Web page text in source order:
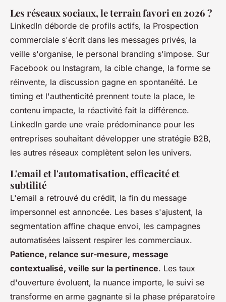
Les réseaux sociaux, le terrain favori en 2026 ?
LinkedIn déborde de profils actifs, la Prospection
commerciale s'écrit dans les messages privés, la
veille s'organise, le personal branding s'impose. Sur
Facebook ou Instagram, la cible change, la forme se
réinvente, la discussion gagne en spontanéité. Le
timing et l'authenticité prennent toute la place, le
contenu impacte, la réactivité fait la différence.
LinkedIn garde une vraie prédominance pour les
entreprises souhaitant développer une stratégie B2B,
les autres réseaux complètent selon les univers.
L'email et l'automatisation, efficacité et
subtilité
L'email a retrouvé du crédit, la fin du message
impersonnel est annoncée. Les bases s'ajustent, la
segmentation affine chaque envoi, les campagnes
automatisées laissent respirer les commerciaux.
Patience, relance sur-mesure, message
contextualisé, veille sur la pertinence. Les taux
d'ouverture évoluent, la nuance importe, le suivi se
transforme en arme gagnante si la phase préparatoire